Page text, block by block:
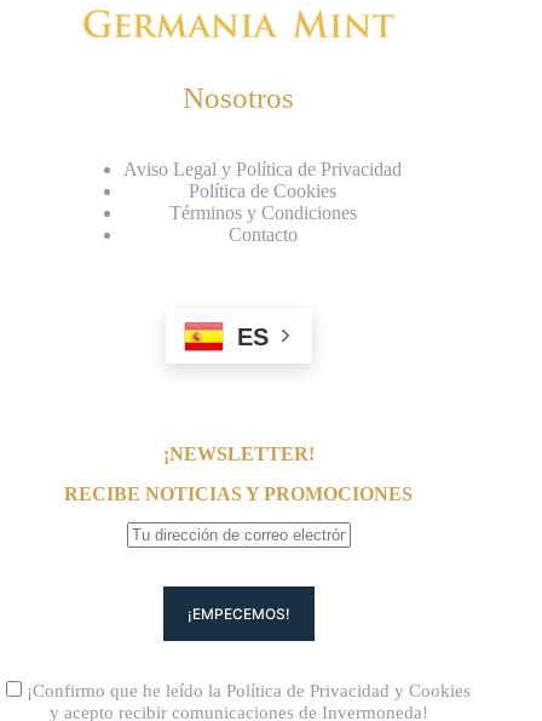
Nosotros
Aviso Legal y Política de Privacidad
Política de Cookies
Términos y Condiciones
Contacto
ES
¡NEWSLETTER!
RECIBE NOTICIAS Y PROMOCIONES
¡Confirmo que he leído laPolítica de Privacidad yCookies
y acepto recibir comunicaciones de Invermoneda!